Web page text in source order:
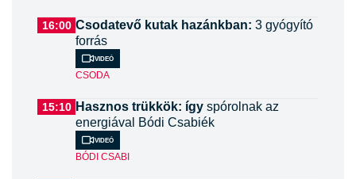
16:00 Csodatevő kutak hazánkban: 3 gyógyító
forrás
Videó
CSODA
15:10 Hasznos trükkök: így spórolnak az
energiával Bódi Csabiék
Videó
BÓDI CSABI